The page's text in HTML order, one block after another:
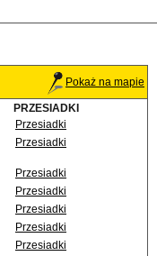
Pokaż na mapie
PRZESIADKI
Przesiadki
Przesiadki
Przesiadki
Przesiadki
Przesiadki
Przesiadki
Przesiadki